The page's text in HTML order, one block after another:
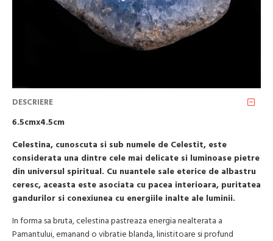
DESCRIERE
6.5cmx4.5cm
Celestina, cunoscuta si sub numele de Celestit, este
considerata una dintre cele mai delicate si luminoase pietre
din universul spiritual. Cu nuantele sale eterice de albastru
ceresc, aceasta este asociata cu pacea interioara, puritatea
gandurilor si conexiunea cu energiile inalte ale luminii.
In forma sa bruta, celestina pastreaza energia nealterata a
Pamantului, emanand o vibratie blanda, linistitoare si profund